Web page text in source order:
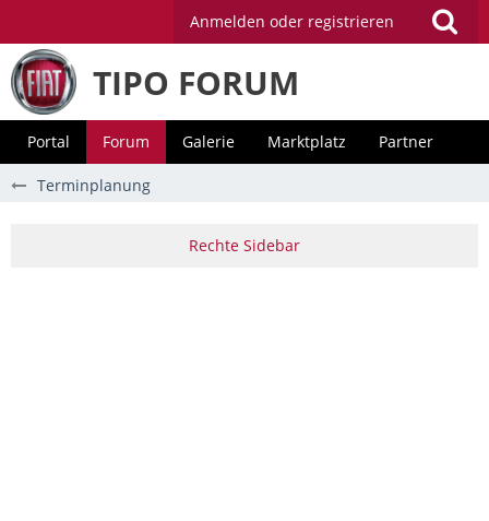
Anmelden oder registrieren
TIPO FORUM
Portal Forum Galerie Marktplatz Partner
Terminplanung